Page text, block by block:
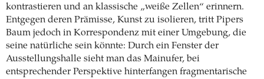
kontrastieren und an ­klassische „weiße Zellen“ erinnern.
Entgegen deren ­Prämisse, Kunst zu isolieren, tritt Pipers
Baum jedoch in Korrespondenz mit einer Umgebung, die
seine natürliche sein könnte: Durch ein Fenster der
Ausstellungshalle sieht man das Mainufer, bei
entsprechender Perspektive hinterfangen fragmentarische